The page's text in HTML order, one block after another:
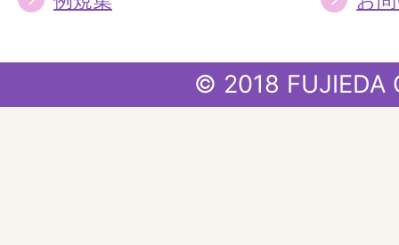
© 2018 FUJIEDA